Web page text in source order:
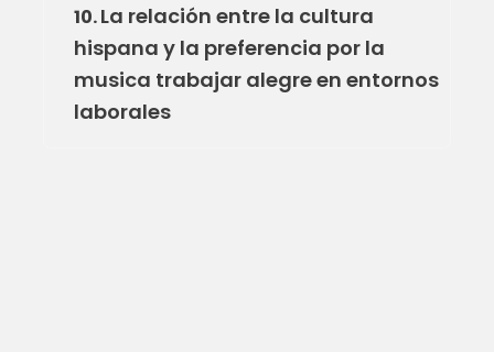
10.La relación entre la cultura
hispana y la preferencia por la
musica trabajar alegre en entornos
laborales